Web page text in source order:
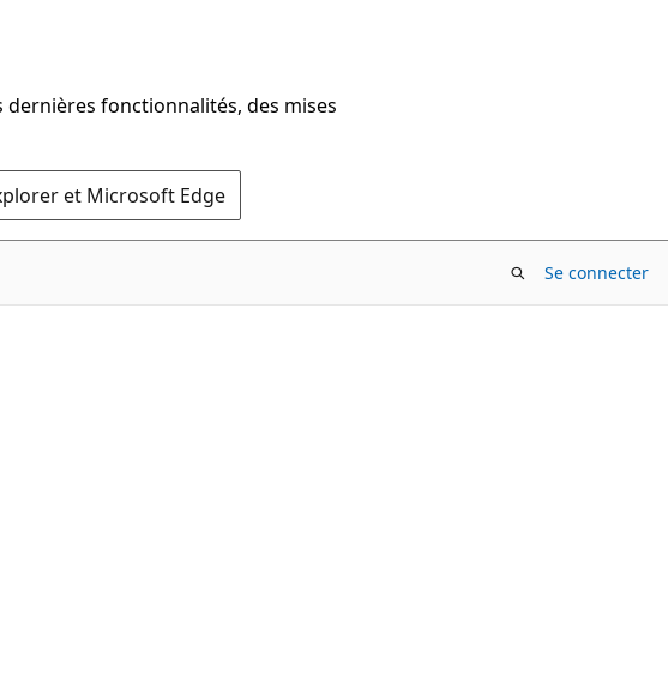
fonctionnalités, des mises
et Microsoft Edge
Se connecter